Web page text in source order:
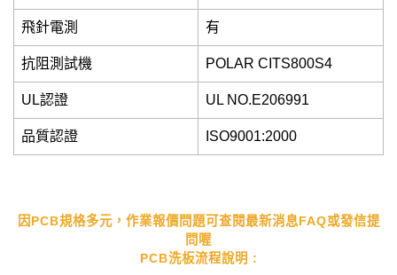
飛針電測 有
抗阻測試機 POLAR CITS800S4
UL認證 UL NO.E206991
品質認證 ISO9001:2000
因PCB規格多元，作業報價問題可查閱最新消息FAQ或發信提
問喔
PCB洗板流程說明 :